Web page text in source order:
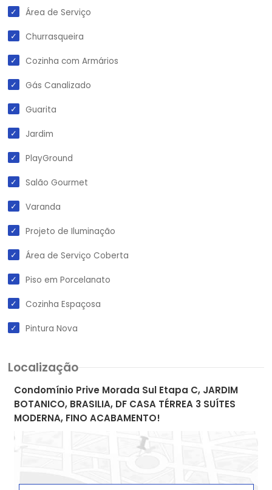
Área de Serviço
Churrasqueira
Cozinha com Armários
Gás Canalizado
Guarita
Jardim
PlayGround
Salão Gourmet
Varanda
Projeto de Iluminação
Área de Serviço Coberta
Piso em Porcelanato
Cozinha Espaçosa
Pintura Nova
Localização
Condomínio Prive Morada Sul Etapa C, JARDIM
BOTANICO, BRASILIA, DF CASA TÉRREA 3 SUÍTES
MODERNA, FINO ACABAMENTO!